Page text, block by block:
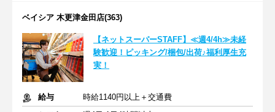
ベイシア 木更津金田店(363)
【ネットスーパーSTAFF】≪週4/4h≫未経
験歓迎！ピッキング/梱包/出荷♪福利厚生充
実！
給与
時給1140円以上＋交通費